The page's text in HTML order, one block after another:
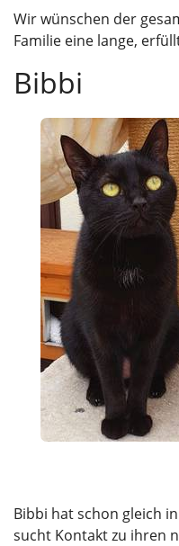
Wir wünschen der
Familie eine lange,
Bibbi
Bibbi hat schon gleich
sucht Kontakt zu ihren